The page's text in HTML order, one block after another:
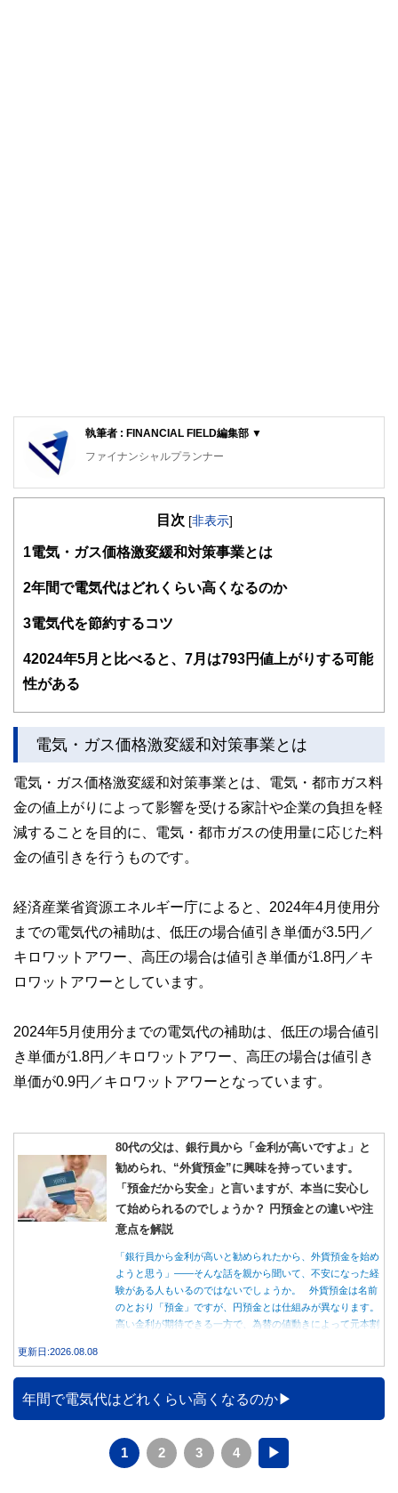
執筆者 : FINANCIAL FIELD編集部 ▼
ファイナンシャルプランナー
FinancialField編集部は、金融、経済に関する記事を、日々
知識がない方でも理解できるようわかりやすく発信していま
得者を中心に「お金や暮らし」に関する書籍・雑誌の編集経
験者で構成され、企画立案から記事掲載まですべての工程に
護士、税理士、宅地建物取引士、相続診断士、住宅ローンア
をわかりやすく発信している点です。
執筆者・監修者による執筆体制を築くことで、内容のわかり
やすさはもちろんのこと、読み応えのあるコンテンツと確か
な情報発信を実現しています。
コンシェルジュを目指します。
目次 [非表示]
1 電気・ガス価格激変緩和対策事業とは
2年間で電気代はどれくらい高くなるのか
3電気代を節約するコツ
42024年5月と比べると、7月は793円値上がりする可能
性がある
電気・ガス価格激変緩和対策事業とは
電気・ガス価格激変緩和対策事業とは、電気・都市ガス料
金の値上がりによって影響を受ける家計や企業の負担を軽
減することを目的に、電気・都市ガスの使用量に応じた料
金の値引きを行うものです。
経済産業省資源エネルギー庁によると、2024年4月使用分
までの電気代の補助は、低圧の場合値引き単価が3.5円／
キロワットアワー、高圧の場合は値引き単価が1.8円／キ
ロワットアワーとしています。
2024年5月使用分までの電気代の補助は、低圧の場合値引
き単価が1.8円／キロワットアワー、高圧の場合は値引き
単価が0.9円／キロワットアワーとなっています。
80代の父は、銀行員から「金利が高いですよ」と
勧められ、“外貨預金”に興味を持っています。
「預金だから安全」と言いますが、本当に安心し
て始められるのでしょうか？ 円預金との違いや注
意点を解説
「銀行員から金利が高いと勧められたから、外貨預金を始め
ようと思う」――そんな話を親から聞いて、不安になった経
験がある人もいるのではないでしょうか。 外貨預金は名前
のとおり「預金」ですが、円預金とは仕組みが異なります。
高い金利が期待できる一方で、為替の値動きによって元本割
更新日:2026.08.08
年間で電気代はどれくらい高くなるのか
1 2 3 4 ▶